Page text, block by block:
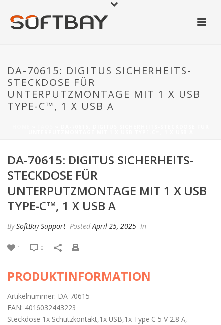
DA-70615: DIGITUS SICHERHEITS-
STECKDOSE FÜR
UNTERPUTZMONTAGE MIT 1 X USB
TYPE-C™, 1 X USB A
DA-70615: DIGITUS SICHERHEITS-
STECKDOSE FÜR
UNTERPUTZMONTAGE MIT 1 X USB
TYPE-C™, 1 X USB A
BySoftBay Support PostedApril 25, 2025 In
1 0
PRODUKTINFORMATION
Artikelnummer: DA-70615
EAN: 4016032443223
Steckdose 1x Schutzkontakt,1x USB,1x Type C 5 V 2.8 A,